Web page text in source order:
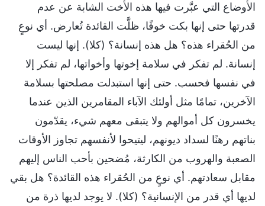
الأوضاع التي عبَّرت فيها هذه الأخت الشابة عن عدم
قدرتها حتى إنها بكت خوفًا، ظلَّت القائدة تُعارض. أي نوعٍ
من الحُقراء هذه؟ هل هذه إنسانة؟ (كلا). إنها ليست
إنسانة. لم تفكر في سلامة إخوتها وأخواتها، لم تفكر إلا
في نفسها فحسب. حتى إنها استبدلت مصلحتها بسلامة
الآخرين، تمامًا مثل أولئك الآباء المقامرين الذين عندما
يخسرون كل أموالهم ولا يتبقى معهم شيء، يقدّمون
بناتهم رهنًا لسداد ديونهم، ليتيحوا لأنفسهم تجاوز الأوقات
الصعبة والهروب من الكارثة، مُضحين بأحب الناس إليهم
مقابل سعادتهم. أي نوعٍ من الحُقراء هذه القائدة؟ هل بقي
لديها أي قدر من الإنسانية؟ (كلا). لا يوجد لديها ذرة من